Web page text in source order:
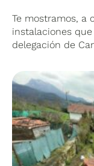
Te mostramos, a
instalaciones
delegación de